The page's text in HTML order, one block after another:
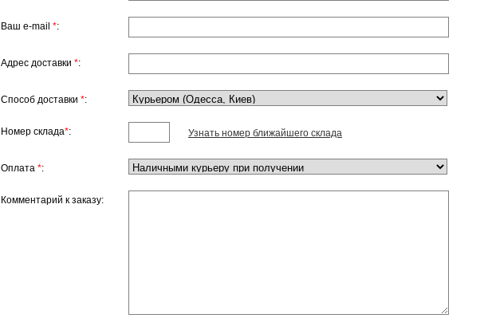
Ваш е-mail *:
Адрес доставки *:
Способ доставки *:
Номер склада*: Узнать номер ближайшего склада
Оплата *:
Комментарий к заказу: